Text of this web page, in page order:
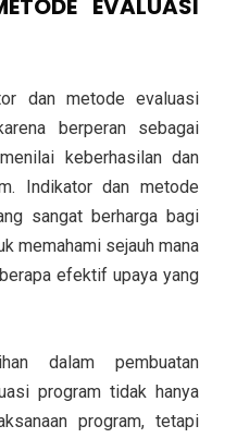
dan metode evaluasi
berperan sebagai
keberhasilan dan
Indikator dan metode
sangat berharga bagi
memahami sejauh mana
efektif upaya yang
dalam pembuatan
program tidak hanya
program, tetapi